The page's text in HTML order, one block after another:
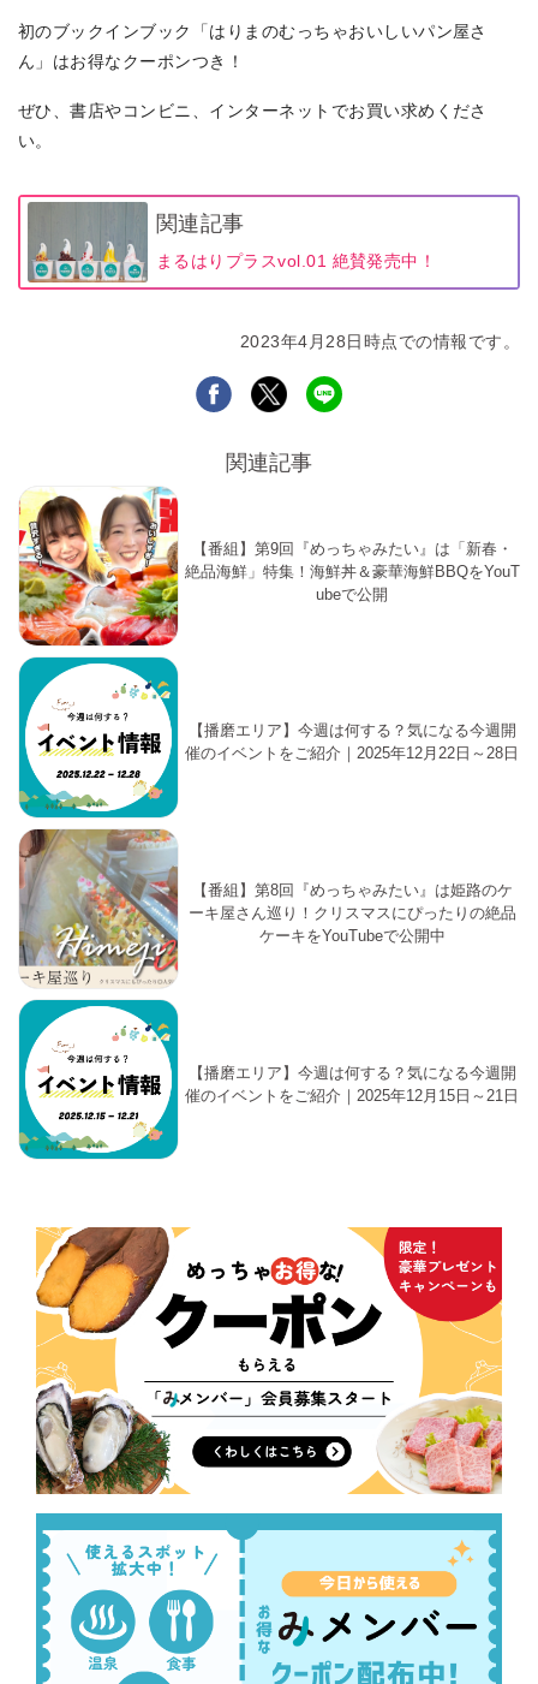
初のブックインブック「はりまのむっちゃおいしいパン屋さ
ん」はお得なクーポンつき！
ぜひ、書店やコンビニ、インターネットでお買い求めくださ
い。
関連記事
まるはりプラスvol.01 絶賛発売中！
2023年4月28日時点での情報です。
関連記事
【番組】第9回『めっちゃみたい』は「新春・
絶品海鮮」特集！海鮮丼＆豪華海鮮BBQをYouT
ubeで公開
【播磨エリア】今週は何する？気になる今週開
催のイベントをご紹介｜2025年12月22日～28日
【番組】第8回『めっちゃみたい』は姫路のケ
ーキ屋さん巡り！クリスマスにぴったりの絶品
ケーキをYouTubeで公開中
【播磨エリア】今週は何する？気になる今週開
催のイベントをご紹介｜2025年12月15日～21日